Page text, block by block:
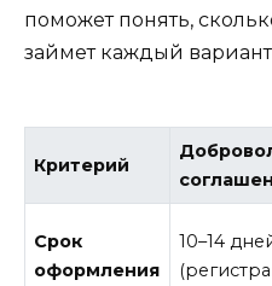
поможет понять,
займет каждый
Критерий
Срок
оформления
10–14